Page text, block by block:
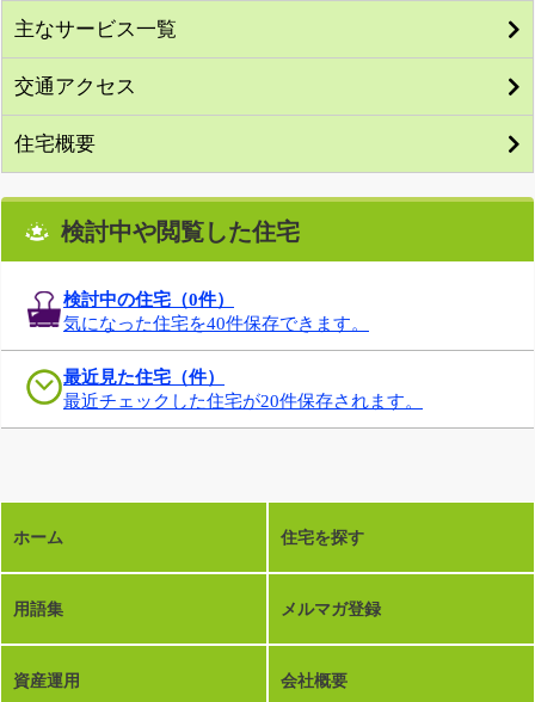
主なサービス一覧
交通アクセス
住宅概要
検討中や閲覧した住宅
検討中の住宅（0件）
気になった住宅を40件保存できます。
最近見た住宅（件）
最近チェックした住宅が20件保存されます。
ホーム 住宅を探す
用語集 メルマガ登録
資産運用 会社概要